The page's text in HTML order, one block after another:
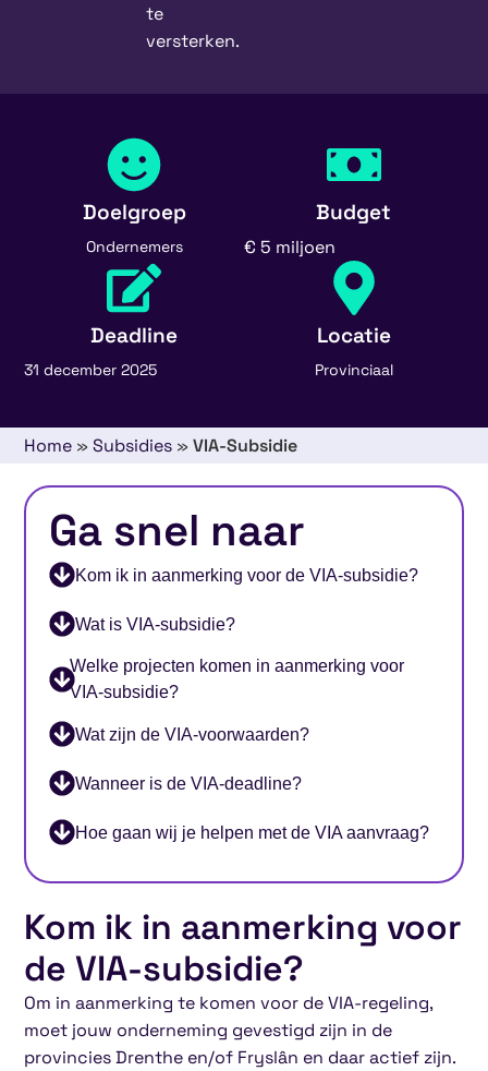
te
versterken.
Doelgroep
Ondernemers
Budget
€ 5 miljoen
Deadline
31 december 2025
Locatie
Provinciaal
Home »Subsidies »VIA-Subsidie
Ga snel naar
Kom ik in aanmerking voor de VIA-subsidie?
Wat is VIA-subsidie?
Welke projecten komen in aanmerking voor
VIA-subsidie?
Wat zijn de VIA-voorwaarden?
Wanneer is de VIA-deadline?
Hoe gaan wij je helpen met de VIA aanvraag?
Kom ik in aanmerking voor
de VIA-subsidie?
Om in aanmerking te komen voor de VIA-regeling,
moet jouw onderneming gevestigd zijn in de
provincies Drenthe en/of Fryslân en daar actief zijn.